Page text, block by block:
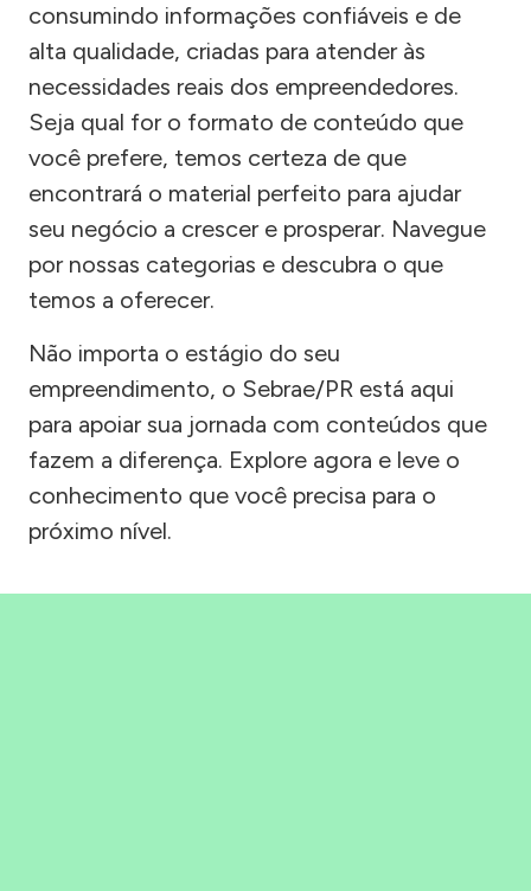
consumindo informações confiáveis e de
alta qualidade, criadas para atender às
necessidades reais dos empreendedores.
Seja qual for o formato de conteúdo que
você prefere, temos certeza de que
encontrará o material perfeito para ajudar
seu negócio a crescer e prosperar. Navegue
por nossas categorias e descubra o que
temos a oferecer.
Não importa o estágio do seu
empreendimento, o Sebrae/PR está aqui
para apoiar sua jornada com conteúdos que
fazem a diferença. Explore agora e leve o
conhecimento que você precisa para o
próximo nível.